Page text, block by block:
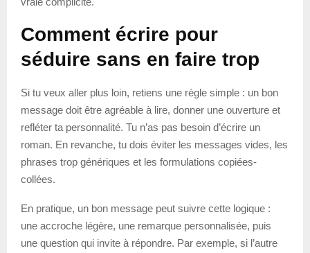
Comment écrire pour
séduire sans en faire trop
Si tu veux aller plus loin, retiens une règle simple : un bon
message doit être agréable à lire, donner une ouverture et
refléter ta personnalité. Tu n’as pas besoin d’écrire un
roman. En revanche, tu dois éviter les messages vides, les
phrases trop génériques et les formulations copiées-
collées.
En pratique, un bon message peut suivre cette logique :
une accroche légère, une remarque personnalisée, puis
une question qui invite à répondre. Par exemple, si l’autre